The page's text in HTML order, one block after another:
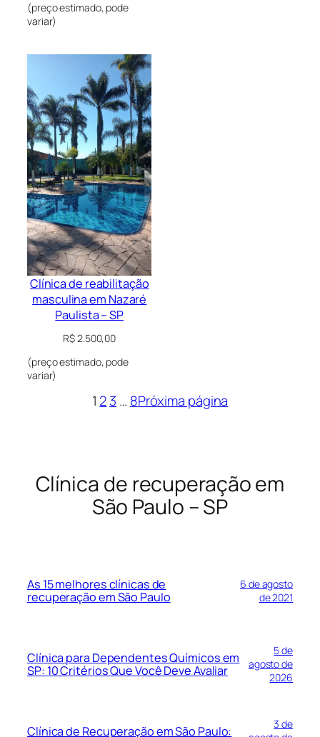
(preço estimado, pode
variar)
Clínica de reabilitação
masculina em Nazaré
Paulista – SP
R$2.500,00
(preço estimado, pode
variar)
1 23 … 8Próxima página
Clínica de recuperação em
São Paulo – SP
As 15 melhores clínicas de
recuperação em São Paulo
6 de agosto
de 2021
Clínica para Dependentes Químicos em
SP: 10 Critérios Que Você Deve Avaliar
5 de
agosto de
2026
Clínica de Recuperação em São Paulo:
3 de